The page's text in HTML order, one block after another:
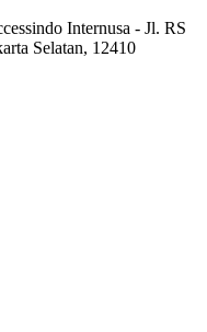
Internusa - Jl. RS
Selatan, 12410